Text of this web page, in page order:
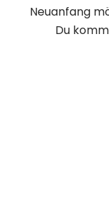
Neuanfang
Du